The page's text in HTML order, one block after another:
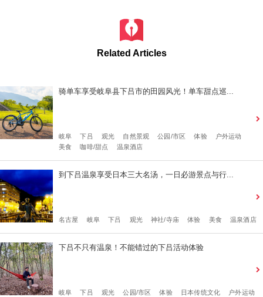
Related Articles
骑单车享受岐阜县下吕市的田园风光！单车甜点巡...
岐阜 下吕 观光 自然景观 公园/市区 体验
户外运动
美食
咖啡/甜点 温泉酒店
到下吕温泉享受日本三大名汤，一日必游景点与行...
名古屋 岐阜 下吕 观光 神社/寺庙 体验 美食 温泉酒店
下吕不只有温泉！不能错过的下吕活动体验
岐阜 下吕 观光 公园/市区 体验 日本传统文化 户外运动